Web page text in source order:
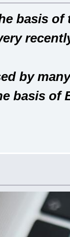
basis
by
basis of